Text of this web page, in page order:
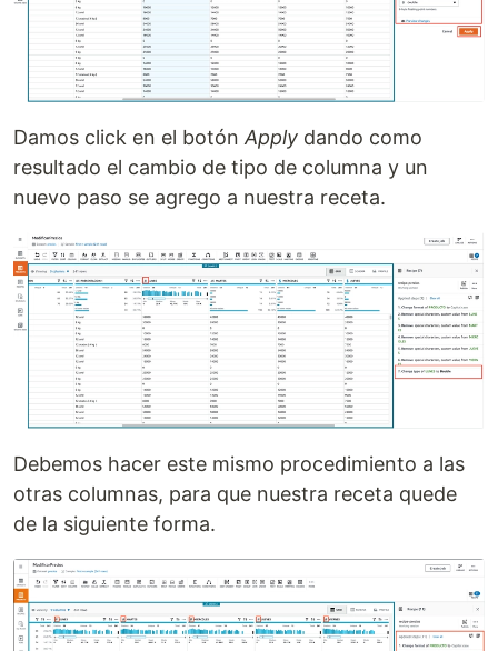
Damos click en el botónApply dando como
resultado el cambio de tipo de columna y un
nuevo paso se agrego a nuestra receta.
Debemos hacer este mismo procedimiento a las
otras columnas, para que nuestra receta quede
de la siguiente forma.